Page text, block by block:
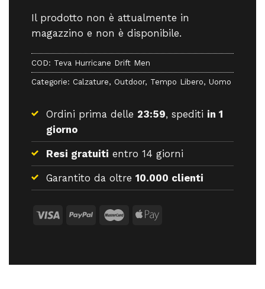
Il prodotto non è attualmente in
magazzino e non è disponibile.
COD: Teva Hurricane Drift Men
Categorie: Calzature, Outdoor, Tempo Libero, Uomo
Ordini prima delle 23:59, spediti in 1
giorno
Resi gratuiti entro 14 giorni
Garantito da oltre 10.000 clienti